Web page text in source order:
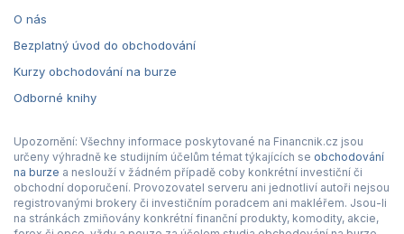
O nás
Bezplatný úvod do obchodování
Kurzy obchodování na burze
Odborné knihy
Upozornění: Všechny informace poskytované na Financnik.cz jsou
určeny výhradně ke studijním účelům témat týkajících se obchodování
na burze a neslouží v žádném případě coby konkrétní investiční či
obchodní doporučení. Provozovatel serveru ani jednotliví autoři nejsou
registrovanými brokery či investičním poradcem ani makléřem. Jsou-li
na stránkách zmiňovány konkrétní finanční produkty, komodity, akcie,